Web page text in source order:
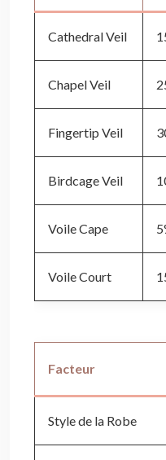
Cathedral Veil
Chapel Veil
Fingertip Veil
Birdcage Veil
Voile Cape
Voile Court
Facteur
Style de la Robe